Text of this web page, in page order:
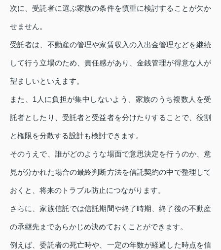
次に、受託者に選ぶ家族の条件を慎重に検討することが欠か
せません。
受託者は、不動産の管理や家賃収入の入出金管理などを継続
して行う立場のため、責任感があり、金銭管理が得意な人が
望ましいといえます。
また、1人に負担が集中しないよう、家族のうち複数人を受
託者としたり、受託者と受益者を分けたりすることで、役割
と権限を分散する設計も検討できます。
そのうえで、誰がどのような場面で意思決定を行うのか、意
見が分かれた場合の最終判断方法を信託契約の中で整理して
おくと、将来のトラブル防止につながります。
さらに、家族信託では信託期間や終了時期、終了後の不動産
の承継先まであらかじめ決めておくことができます。
例えば、委託者の死亡時や、一定の年数が経過した時点を信